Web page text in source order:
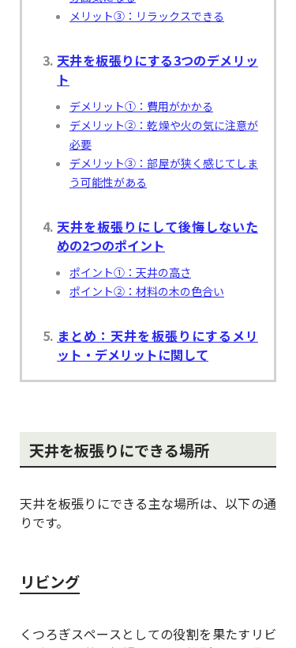
メリット③：リラックスできる
天井を板張りにする3つのデメリッ
ト
デメリット①：費用がかかる
デメリット②：乾燥や火の気に注意が
必要
デメリット③：部屋が狭く感じてしま
う可能性がある
天井を板張りにして後悔しないた
めの2つのポイント
ポイント①：天井の高さ
ポイント②：材料の木の色合い
まとめ：天井を板張りにするメリ
ット・デメリットに関して
天井を板張りにできる場所
天井を板張りにできる主な場所は、以下の通
りです。
リビング
くつろぎスペースとしての役割を果たすリビ